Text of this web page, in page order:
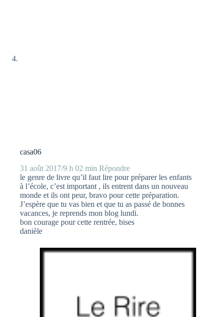
casa06
31 août 2017/9 h 02 min Répondre
le genre de livre qu’il faut lire pour préparer les enfants
à l’école, c’est important , ils entrent dans un nouveau
monde et ils ont peur, bravo pour cette préparation.
J’espère que tu vas bien et que tu as passé de bonnes
vacances, je reprends mon blog lundi.
bon courage pour cette rentrée, bises
danièle